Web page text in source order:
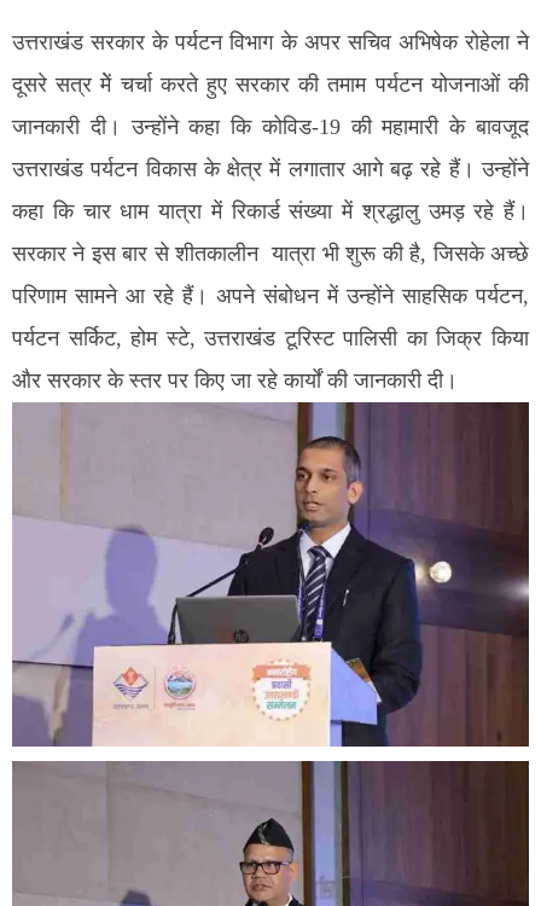
उत्तराखंड सरकार के पर्यटन विभाग के अपर सचिव अभिषेक रोहेला ने
दूसरे सत्र मेें चर्चा करते हुए सरकार की तमाम पर्यटन योजनाओं की
जानकारी दी। उन्होंने कहा कि कोविड-19 की महामारी के बावजूद
उत्तराखंड पर्यटन विकास के क्षेत्र में लगातार आगे बढ़ रहे हैं। उन्होंने
कहा कि चार धाम यात्रा में रिकार्ड संख्या में श्रद्धालु उमड़ रहे हैं।
सरकार ने इस बार से शीतकालीन यात्रा भी शुरू की है, जिसके अच्छे
परिणाम सामने आ रहे हैं। अपने संबोधन में उन्होंने साहसिक पर्यटन,
पर्यटन सर्किट, होम स्टे, उत्तराखंड टूरिस्ट पालिसी का जिक्र किया
और सरकार के स्तर पर किए जा रहे कार्यों की जानकारी दी।